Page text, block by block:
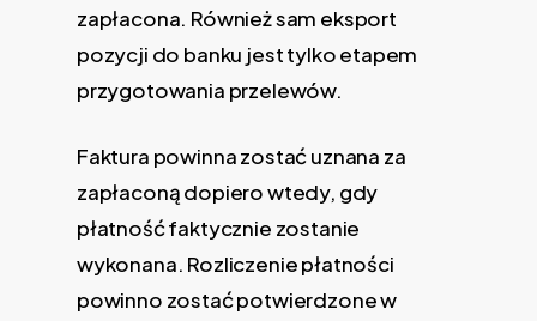
zapłacona. Również sam eksport
pozycji do banku jest tylko etapem
przygotowania przelewów.
Faktura powinna zostać uznana za
zapłaconą dopiero wtedy, gdy
płatność faktycznie zostanie
wykonana. Rozliczenie płatności
powinno zostać potwierdzone w